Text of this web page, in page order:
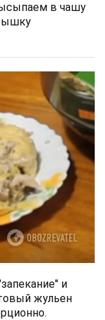
в чашу
и
жульен